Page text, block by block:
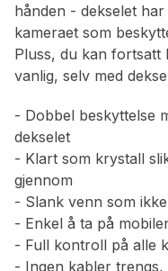
hånden - dekselet
kameraet som
Pluss, du kan fortsatt
vanlig, selv med
- Dobbel beskyttelse
dekselet
- Klart som krystall
gjennom
- Slank venn som
- Enkel å ta på
- Full kontroll på alle
- Ingen kabler